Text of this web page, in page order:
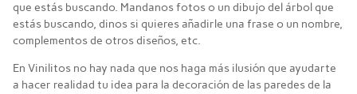
que estás buscando. Mandanos fotos o un dibujo del árbol que
estás buscando, dinos si quieres añadirle una frase o un nombre,
complementos de otros diseños, etc.
En Vinilitos no hay nada que nos haga más ilusión que ayudarte
a hacer realidad tu idea para la decoración de las paredes de la